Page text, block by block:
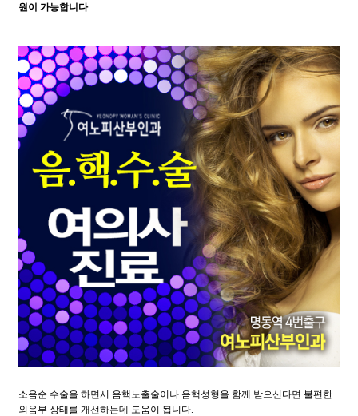
원이 가능합니다.
소음순 수술을 하면서 음핵노출술이나 음핵성형을 함께 받으신다면 불편한
외음부 상태를 개선하는데 도움이 됩니다.